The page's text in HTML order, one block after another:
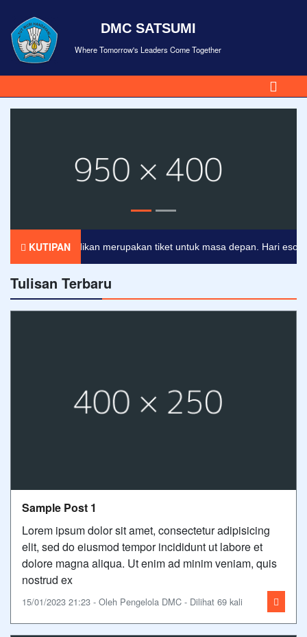
DMC SATSUMI
Where Tomorrow's Leaders Come Together
KUTIPAN
Pendidikan merupakan tiket untuk masa depan. Hari esok
Tulisan Terbaru
Sample Post 1
Lorem ipsum dolor sit amet, consectetur adipisicing
elit, sed do eiusmod tempor incididunt ut labore et
dolore magna aliqua. Ut enim ad minim veniam, quis
nostrud ex
15/01/2023 21:23 - Oleh Pengelola DMC - Dilihat 69 kali